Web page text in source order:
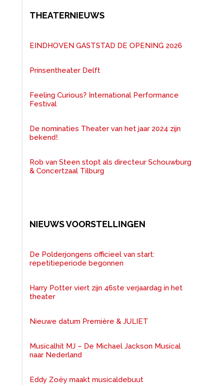
THEATERNIEUWS
EINDHOVEN GASTSTAD DE OPENING 2026
Prinsentheater Delft
Feeling Curious? International Performance
Festival
De nominaties Theater van het jaar 2024 zijn
bekend!
Rob van Steen stopt als directeur Schouwburg
& Concertzaal Tilburg
NIEUWS VOORSTELLINGEN
De Polderjongens officieel van start:
repetitieperiode begonnen
Harry Potter viert zijn 46ste verjaardag in het
theater
Nieuwe datum Première & JULIET
Musicalhit MJ – De Michael Jackson Musical
naar Nederland
Eddy Zoëy maakt musicaldebuut